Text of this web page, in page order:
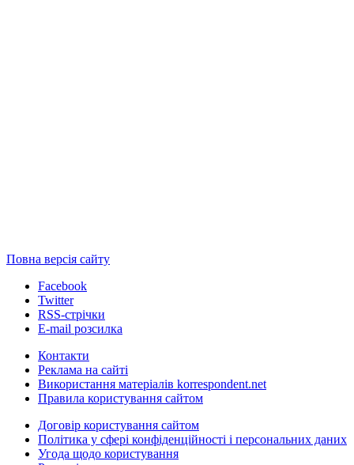
Повна версія сайту
Facebook
Twitter
RSS-стрічки
E-mail розсилка
Контакти
Реклама на сайті
Використання матеріалів korrespondent.net
Правила користування сайтом
Договір користування сайтом
Політика у сфері конфіденційності і персональних даних
Угода щодо користування